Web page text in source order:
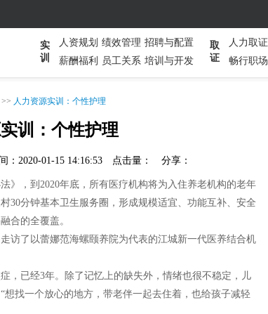
实
训
人资规划 绩效管理 招聘与配置
薪酬福利
员工关系 培训与开发
取
证
人力取证
畅行职场
>> 人力资源实训：个性护理
训：个性护理
：2020-01-15 14:16:53 点击量： 分享：
》，到2020年底，所有医疗机构将为入住养老机构的老年
30分钟基本卫生服务圈，形成规模适宜、功能互补、安全
合的全覆盖。
访了以蕾娜范海螺颐养院为代表的江城新一代医养结合机
，已经3年。除了记忆上的缺失外，情绪也很不稳定，儿
找一个放心的地方，带老伴一起去住着，也给孩子减轻